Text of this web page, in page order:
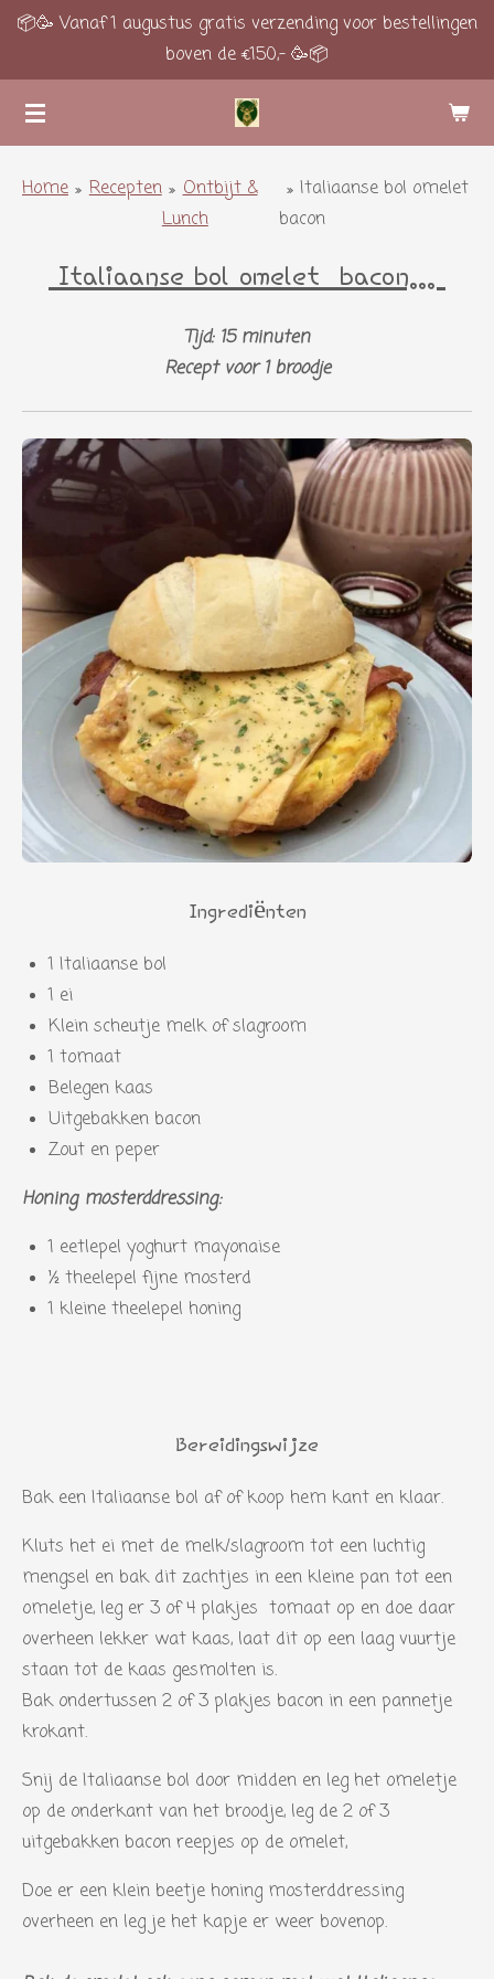
Ga
de
hoofdinhoud
📦🥳 Vanaf 1 augustus gratis verzending voor bestellingen
boven de €150,- 🥳📦
Home » Recepten » Ontbijt &
Lunch
» Italiaanse bol omelet
bacon
Italiaanse bol omelet bacon...
Tijd: 15 minuten
Recept voor 1 broodje
Ingrediënten
1 Italiaanse bol
1 ei
Klein scheutje melk of slagroom
1 tomaat
Belegen kaas
Uitgebakken bacon
Zout en peper
Honing mosterddressing:
1 eetlepel yoghurt mayonaise
½ theelepel fijne mosterd
1 kleine theelepel honing
Bereidingswijze
Bak een Italiaanse bol af of koop hem kant en klaar.
Kluts het ei met de melk/slagroom tot een luchtig
mengsel en bak dit zachtjes in een kleine pan tot een
omeletje, leg er 3 of 4 plakjes tomaat op en doe daar
overheen lekker wat kaas, laat dit op een laag vuurtje
staan tot de kaas gesmolten is.
Bak ondertussen 2 of 3 plakjes bacon in een pannetje
krokant.
Snij de Italiaanse bol door midden en leg het omeletje
op de onderkant van het broodje, leg de 2 of 3
uitgebakken bacon reepjes op de omelet,
Doe er een klein beetje honing mosterddressing
overheen en leg je het kapje er weer bovenop.